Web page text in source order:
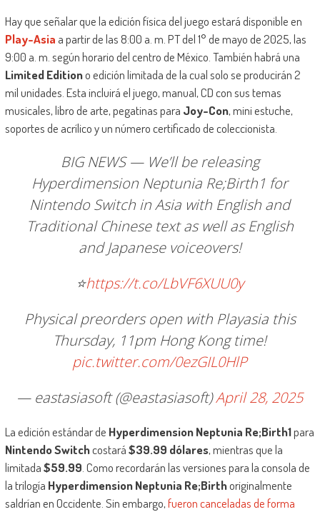
Hay que señalar que la edición física del juego estará disponible en
Play-Asia a partir de las 8:00 a. m. PT del 1° de mayo de 2025, las
9:00 a. m. según horario del centro de México. También habrá una
Limited Editiono edición limitada de la cual solo se producirán 2
mil unidades. Esta incluirá el juego, manual, CD con sus temas
musicales, libro de arte, pegatinas para Joy-Con, mini estuche,
soportes de acrílico y un número certificado de coleccionista.
BIG NEWS — We’ll be releasing
Hyperdimension Neptunia Re;Birth1 for
Nintendo Switch in Asia with English and
Traditional Chinese text as well as English
and Japanese voiceovers!
⭐️https://t.co/LbVF6XUU0y
Physical preorders open with Playasia this
Thursday, 11pm Hong Kong time!
pic.twitter.com/0ezGIL0HlP
— eastasiasoft (@eastasiasoft)April 28, 2025
La edición estándar de Hyperdimension Neptunia Re;Birth1para
Nintendo Switchcostará$39.99 dólares, mientras que la
limitada$59.99 . Como recordarán las versiones para la consola de
la trilogía Hyperdimension Neptunia Re;Birthoriginalmente
saldrían en Occidente. Sin embargo,fueron canceladas de forma